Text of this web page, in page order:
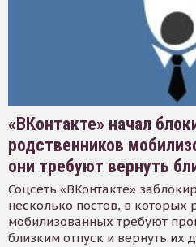
«ВКонтакте» начал
родственников
они требуют вернуть
Соцсеть «ВКонтакте»
несколько постов, в которых
мобилизованных требуют
близким отпуск и вернуть их